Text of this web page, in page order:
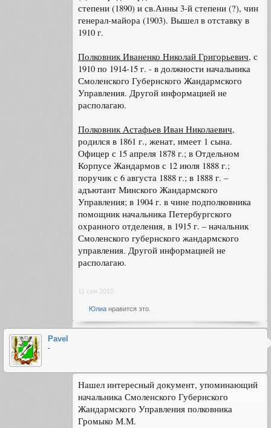
степени (1890) и св.Анны 3-й степени (?), чин
генерал-майора (1903). Вышел в отставку в
1910 г.
Полковник Иваненко Николай Григорьевич, с
1910 по 1914-15 г. - в должности начальника
Смоленского Губернского Жандармского
Управления. Другой информацией не
располагаю.
Полковник Астафьев Иван Николаевич,
родился в 1861 г., женат, имеет 1 сына.
Офицер с 15 апреля 1878 г.; в Отдельном
Корпусе Жандармов с 12 июля 1888 г.;
поручик с 6 августа 1888 г.; в 1888 г. –
адъютант Минского Жандармского
Управления; в 1904 г. в чине подполковника
помощник начальника Петербургского
охранного отделения, в 1915 г. – начальник
Смоленского губернского жандармского
управления. Другой информацией не
располагаю.
11 сен 2010
Юлианравится это.
Pavel
-
Нашел интересный документ, упоминающий
начальника Смоленского Губернского
Жандармского Управления полковника
Громыко М.М.